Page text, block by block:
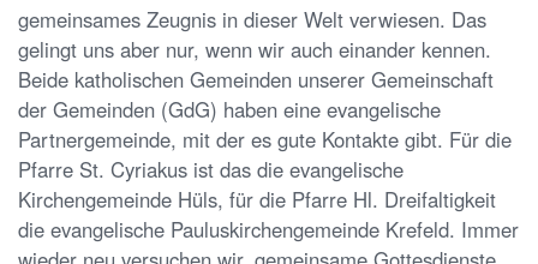
gemeinsames Zeugnis in dieser Welt verwiesen. Das
gelingt uns aber nur, wenn wir auch einander kennen.
Beide katholischen Gemeinden unserer Gemeinschaft
der Gemeinden (GdG) haben eine evangelische
Partnergemeinde, mit der es gute Kontakte gibt. Für die
Pfarre St. Cyriakus ist das die evangelische
Kirchengemeinde Hüls, für die Pfarre Hl. Dreifaltigkeit
die evangelische Pauluskirchengemeinde Krefeld. Immer